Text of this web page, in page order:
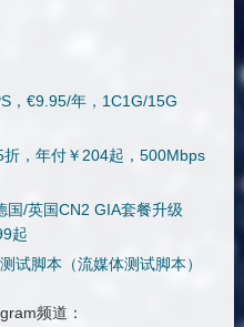
，€9.95/年，1C1G/15G
，年付￥204起，500Mbps
国/英国CN2 GIA套餐升级
起
试脚本（流媒体测试脚本）
频道：